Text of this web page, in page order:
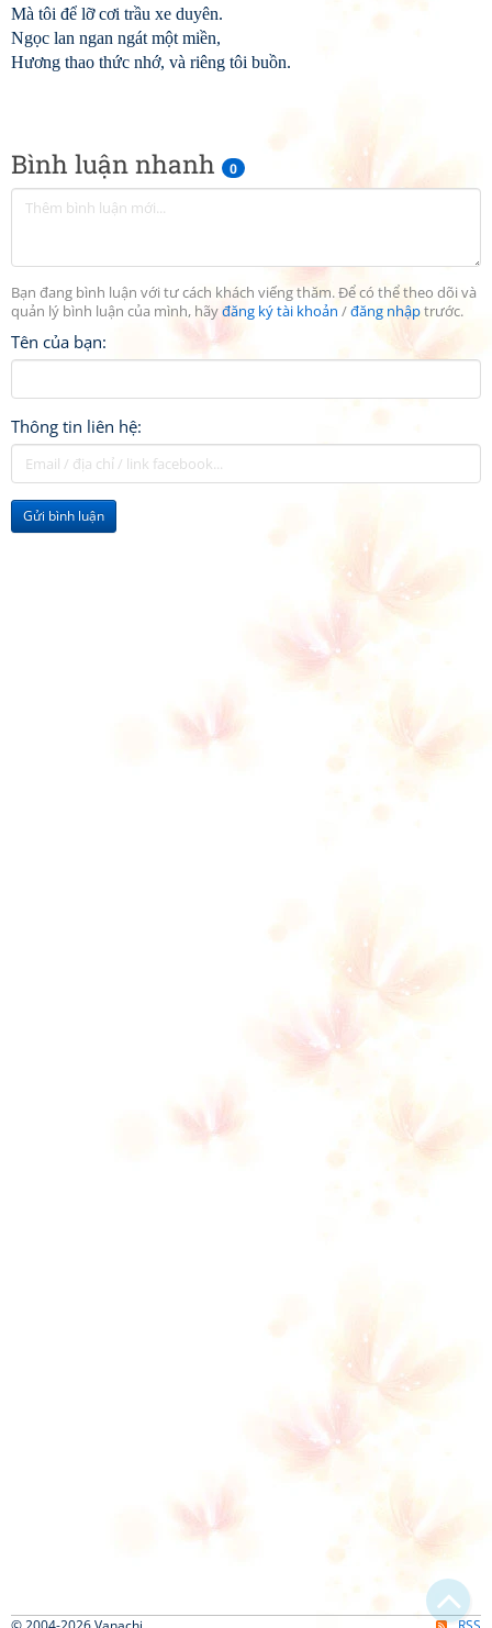
Bình luận nhanh 0
Bạn đang bình luận với tư cách khách viếng thăm. Để có thể theo dõi và
quản lý bình luận của mình, hãyđăng ký tài khoản /đăng nhậptrước.
Tên của bạn:
Thông tin liên hệ:
Gửi bình luận
Mà tôi để lỡ cơi trầu xe duyên.
Ngọc lan ngan ngát một miền,
Hương thao thức nhớ, và riêng tôi buồn.